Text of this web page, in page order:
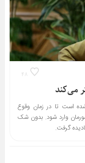
۴۸
می‌کند
است تا در زمان وقوع
وارد شود. بدون شک
گرفت.